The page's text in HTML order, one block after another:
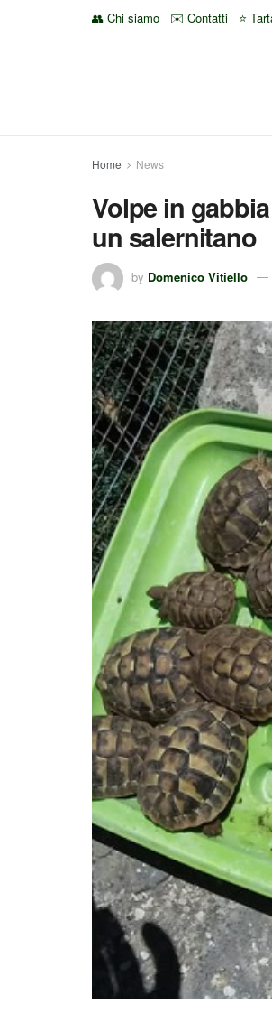
👥 Chi siamo ✉️ Contatti ⭐
Home News
Volpe in
un salernitano
by Domenico Vitiello